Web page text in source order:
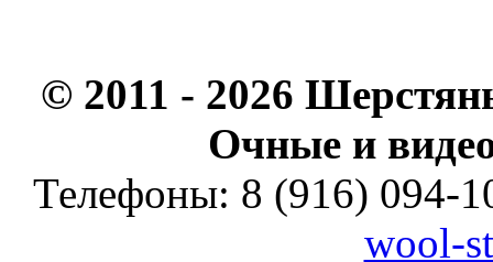
© 2011 - 2026
Очные и
Телефоны: 8 (916) 094-
wool-